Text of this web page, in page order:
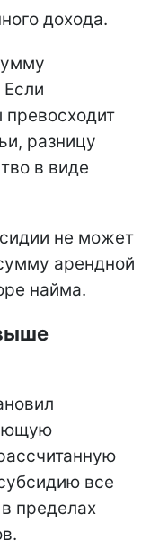
дохода.
разницу
в виде
не может
арендной
найма.
все
пределах